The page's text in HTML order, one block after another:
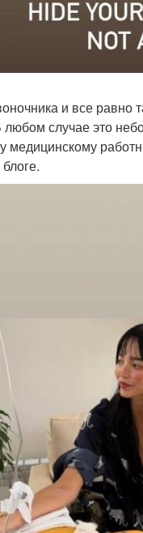
и все
случае это
медицинскому